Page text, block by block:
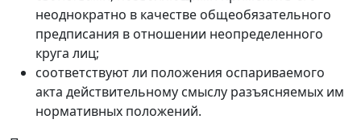
неоднократно в качестве общеобязательного
предписания в отношении неопределенного
круга лиц;
соответствуют ли положения оспариваемого
акта действительному смыслу разъясняемых им
нормативных положений.